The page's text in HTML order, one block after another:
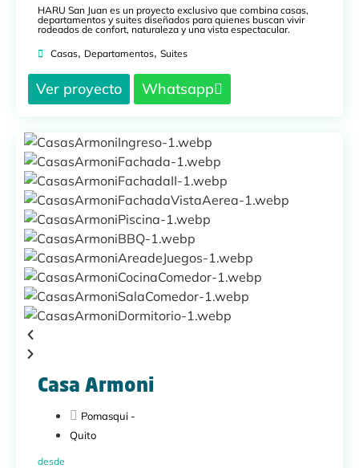
HARU San Juan es un proyecto exclusivo que combina casas,
departamentos y suites diseñados para quienes buscan vivir
rodeados de confort, naturaleza y una vista espectacular.
Casas, Departamentos, Suites
Ver proyecto Whatsapp
Casa Armoni
Pomasqui -
Quito
desde